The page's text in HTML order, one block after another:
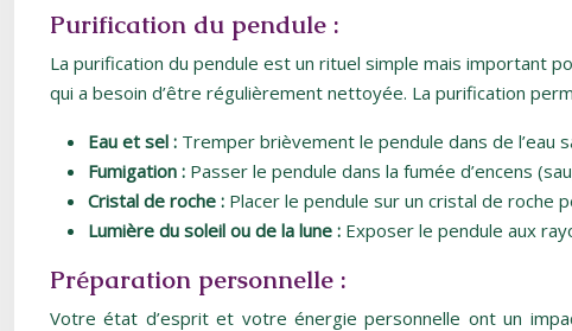
Purification du pendule :
La purification du pendule est un rituel simple mais important
qui a besoin d’être régulièrement nettoyée. La purification
Eau et sel : Tremper brièvement le pendule dans de l’eau
Fumigation : Passer le pendule dans la fumée d’encens
Cristal de roche : Placer le pendule sur un cristal de roche
Lumière du soleil ou de la lune : Exposer le pendule aux
Préparation personnelle :
Votre état d’esprit et votre énergie personnelle ont un